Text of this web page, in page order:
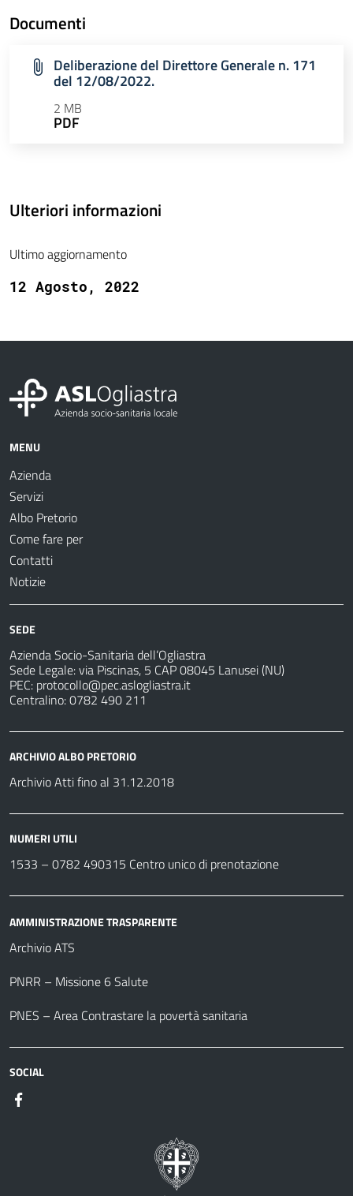
Documenti
Deliberazione del Direttore Generale n. 171
del 12/08/2022.
2 MB
PDF
Ulteriori informazioni
Ultimo aggiornamento
12 Agosto, 2022
MENU
Azienda
Servizi
Albo Pretorio
Come fare per
Contatti
Notizie
SEDE
Azienda Socio-Sanitaria dell’Ogliastra
Sede Legale: via Piscinas, 5 CAP 08045 Lanusei (NU)
PEC: protocollo@pec.aslogliastra.it
Centralino: 0782 490 211
ARCHIVIO ALBO PRETORIO
Archivio Atti fino al 31.12.2018
NUMERI UTILI
1533 – 0782 490315 Centro unico di prenotazione
AMMINISTRAZIONE TRASPARENTE
Archivio ATS
PNRR – Missione 6 Salute
PNES – Area Contrastare la povertà sanitaria
SOCIAL